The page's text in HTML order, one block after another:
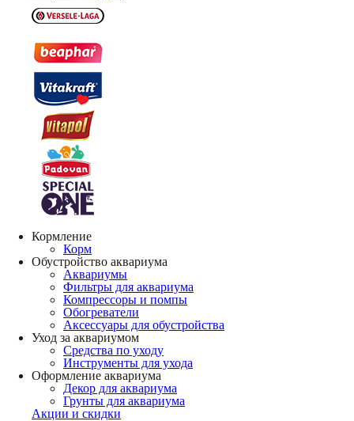
Кормление
Корм
Обустройство аквариума
Аквариумы
Фильтры для аквариума
Компрессоры и помпы
Обогреватели
Аксессуары для обустройства
Уход за аквариумом
Средства по уходу
Инструменты для ухода
Оформление аквариума
Декор для аквариума
Грунты для аквариума
Акции и скидки